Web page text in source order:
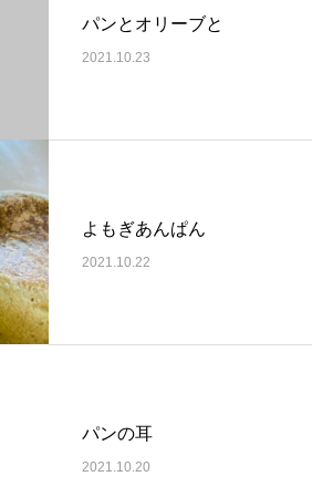
パンとオリーブと
2021.10.23
よもぎあんぱん
2021.10.22
パンの耳
2021.10.20